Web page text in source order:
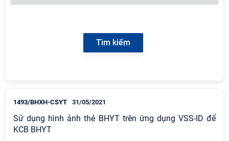
1493/BHXH-CSYT 31/05/2021
Sử dụng hình ảnh thẻ BHYT trên ứng dụng VSS-ID để
KCB BHYT